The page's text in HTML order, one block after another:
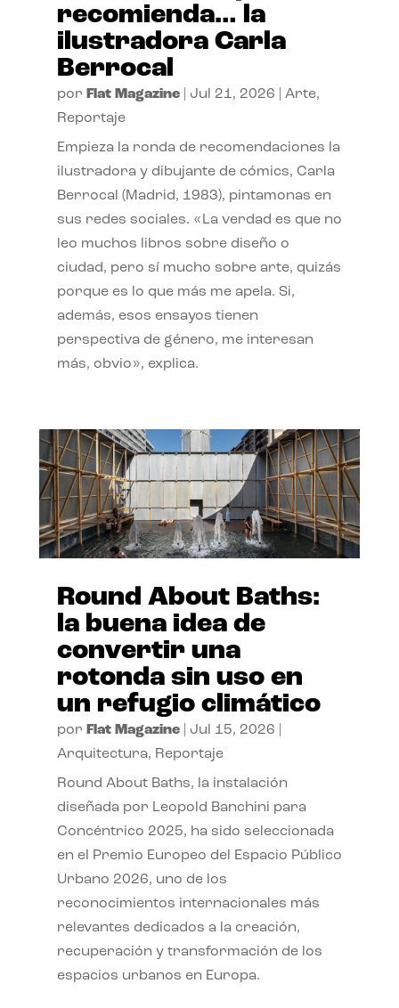
recomienda… la
ilustradora Carla
Berrocal
por Flat Magazine| Jul 21, 2026 Arte,
Reportaje
Empieza la ronda de recomendaciones la
ilustradora y dibujante de cómics, Carla
Berrocal (Madrid, 1983), pintamonas en
sus redes sociales. «La verdad es que no
leo muchos libros sobre diseño o
ciudad, pero sí mucho sobre arte, quizás
porque es lo que más me apela. Si,
además, esos ensayos tienen
perspectiva de género, me interesan
más, obvio», explica.
Round About Baths:
la buena idea de
convertir una
rotonda sin uso en
un refugio climático
por Flat Magazine| Jul 15, 2026
Arquitectura, Reportaje
Round About Baths, la instalación
diseñada por Leopold Banchini para
Concéntrico 2025, ha sido seleccionada
en el Premio Europeo del Espacio Público
Urbano 2026, uno de los
reconocimientos internacionales más
relevantes dedicados a la creación,
recuperación y transformación de los
espacios urbanos en Europa.